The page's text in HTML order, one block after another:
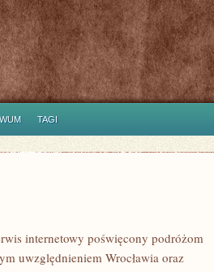
TAGI
internetowy poświęcony podróżom
uwzględnieniem Wrocławia oraz